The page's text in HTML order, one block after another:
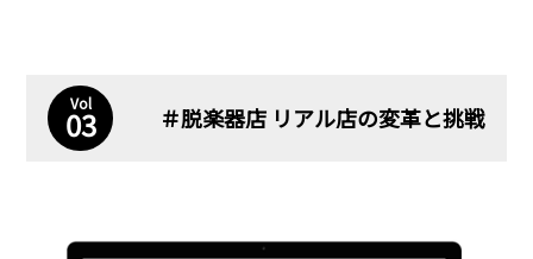
Vol
03 ＃脱楽器店 リアル店の変革と挑戦